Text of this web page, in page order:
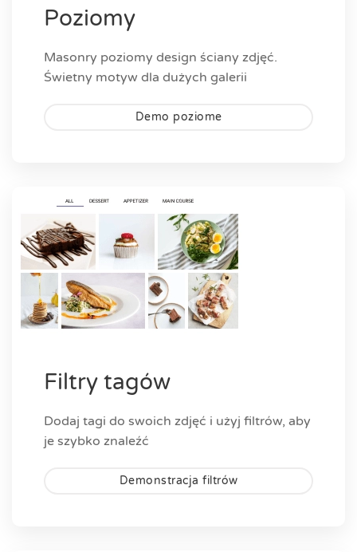
Poziomy
Masonry poziomy design ściany zdjęć.
Świetny motyw dla dużych galerii
Demo poziome
Filtry tagów
Dodaj tagi do swoich zdjęć i użyj filtrów, aby
je szybko znaleźć
Demonstracja filtrów